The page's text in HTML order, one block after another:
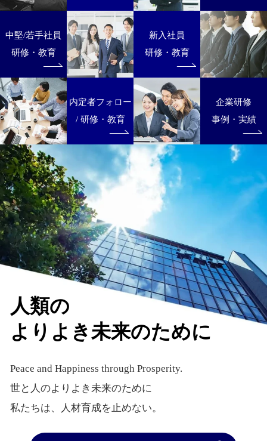
中堅/若手社員
研修・教育
新入社員
研修・教育
内定者フォロー
/ 研修・教育
企業研修
事例・ 実績
人類の
よりよき未来のために
Peace and Happiness through Prosperity.
世と人のよりよき未来のために
私たちは、人材育成を止めない。